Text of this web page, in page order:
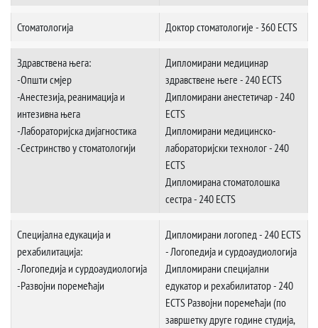
Стоматологија Доктор стоматологије - 360 ECTS
Здравствена њега:
-Општи смјер
-Анестезија, реанимација и
интезивна њега
-Лабораторијска дијагностика
-Сестринство у стоматологији
Дипломирани медицинар
здравствене његе - 240 ECTS
Дипломирани анестетичар - 240
ECTS
Дипломирани медицинско-
лабораторијски технолог - 240
ECTS
Дипломирана стоматолошка
сестра - 240 ECTS
Специјална едукација и
рехабилитација:
-Логопедија и сурдоаудиологија
-Развојни поремећаји
Дипломирани логопед - 240 ECTS
- Логопедија и сурдоаудиологија
Дипломирани специјални
едукатор и рехабилитатор - 240
ECTS Развојни поремећаји (по
завршетку друге године студија,